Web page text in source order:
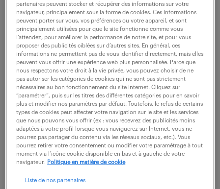
Quel défi d'organisation et de communication
serez-vous prêt(e) à relever en tant qu'Assistant
commercial (F/H) ?
Attaché(e) à la Direction Commerciale, vous
assurez le soutien opérationnel des équipes en
traitant les demandes clients pour garantir un
service de qualité
- Collaborer avec les commerciaux pour traiter
efficacement les demandes courantes des clients,
contribuant ainsi à améliorer la qualité du service
- Assurer la gestion des dossiers clients en mettant
partenaires peuvent stocker et récupérer des informations sur votre
navigateur, principalement sous la forme de cookies. Ces informations
peuvent porter sur vous, vos préférences ou votre appareil, et sont
principalement utilisées pour que le site fonctionne comme vous
l’attendez, pour améliorer la performance de notre site, et pour vous
proposer des publicités ciblées sur d’autres sites. En général, ces
informations ne permettent pas de vous identifier directement, mais elles
peuvent vous offrir une expérience web plus personnalisée. Parce que
nous respectons votre droit à la vie privée, vous pouvez choisir de ne
pas autoriser les catégories de cookies qui ne sont pas strictement
nécessaires au bon fonctionnement du site Internet. Cliquez sur
“paramétrer”, puis sur les titres des différentes catégories pour en savoir
plus et modifier nos paramètres par défaut. Toutefois, le refus de certains
types de cookies peut affecter votre navigation sur le site et les services
que nous pouvons vous offrir (ex : vous recevrez des publicités moins
adaptées à votre profil lorsque vous naviguerez sur Internet, vous ne
pourrez pas partager du contenu via les réseaux sociaux, etc.). Vous
pourrez retirer votre consentement ou modifier votre paramétrage à tout
moment via l’icône cookie disponible en bas et à gauche de votre
navigateur.
Politique en matière de cookie
Liste de nos partenaires